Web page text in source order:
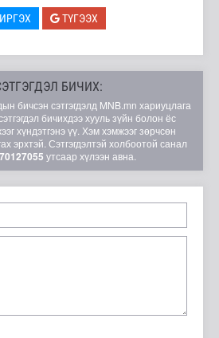
ТҮГЭЭХ
БИЧИХ:
бичсэн сэтгэгдэлд MNB.mn хариуцлага
бичихдээ хууль зүйн болон ёс
хүндэтгэнэ үү. Хэм хэмжээг зөрчсөн
эрхтэй. Сэтгэгдэлтэй холбоотой санал
утсаар хүлээн авна.